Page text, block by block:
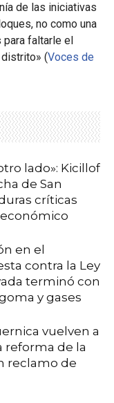
de las iniciativas
no como una
faltarle el
(Voces de
lado»: Kicillof
de San
críticas
en el
contra la Ley
terminó con
y gases
vuelven a
reforma de la
reclamo de